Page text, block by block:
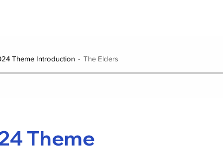
Theme Introduction
The Elders
Theme